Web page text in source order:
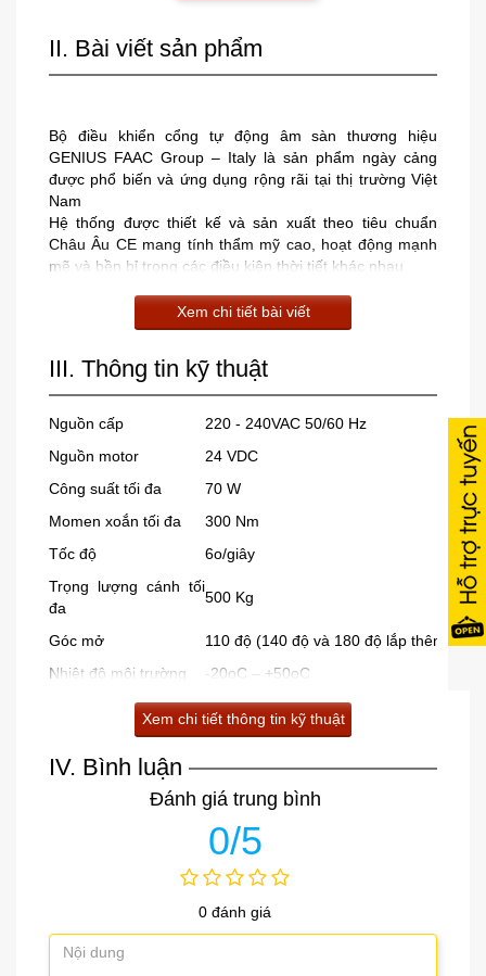
II. Bài viết sản phẩm
Bộ điều khiển cổng tự động âm sàn thương hiệu
GENIUS FAAC Group – Italy là sản phẩm ngày cảng
được phổ biến và ứng dụng rộng rãi tại thị trường Việt
Nam
Hệ thống được thiết kế và sản xuất theo tiêu chuẩn
Châu Âu CE mang tính thẩm mỹ cao, hoạt động mạnh
mẽ và bền bỉ trong các điều kiện thời tiết khác nhau
Xem chi tiết bài viết
III. Thông tin kỹ thuật
Nguồn cấp
220 - 240VAC 50/60 Hz
Nguồn motor
24 VDC
Công suất tối đa
70 W
Momen xoắn tối đa
300 Nm
Tốc độ
6o/giây
Trọng lượng cánh tối
đa
500 Kg
Góc mở
110 độ (140 độ và 180 độ lắp thêm phụ
Nhiệt độ môi trường
-20oC – +50oC
Cấp độ bảo vệ
IP67
Trọng lượng động cơ
12 Kg
Tần suất hoạt động
Liên tục 100%
Chiều rộng cánh tối đa3,5m
360 x 150 x 140 mm
Xem chi tiết thông tin kỹ thuật
IV. Bình luận
Đánh giá trung bình
0/5
0 đánh giá